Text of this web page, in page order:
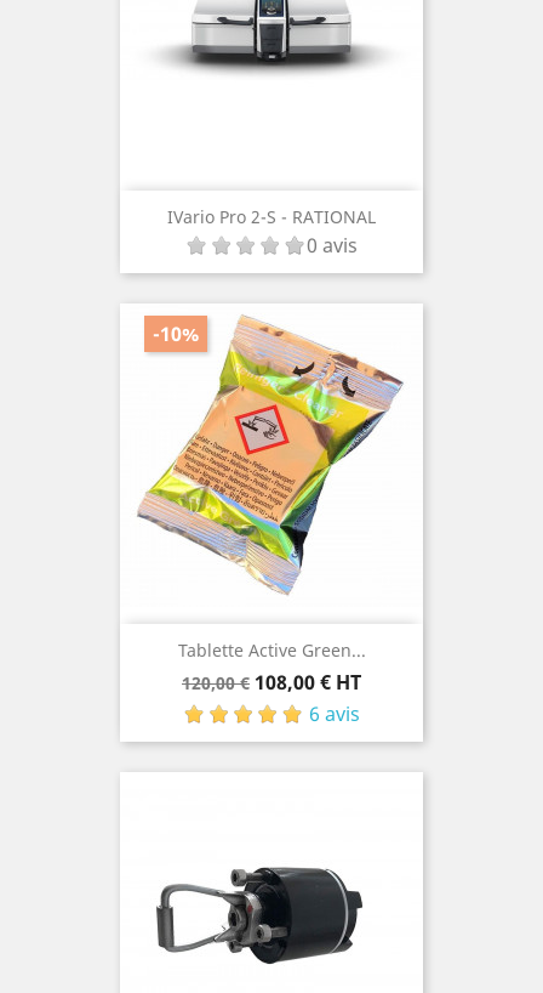
IVario Pro 2-S - RATIONAL
0 avis
Tablette Active Green...
120,00 € Prix
de
base
Prix
108,00 € HT
6 avis
-10%